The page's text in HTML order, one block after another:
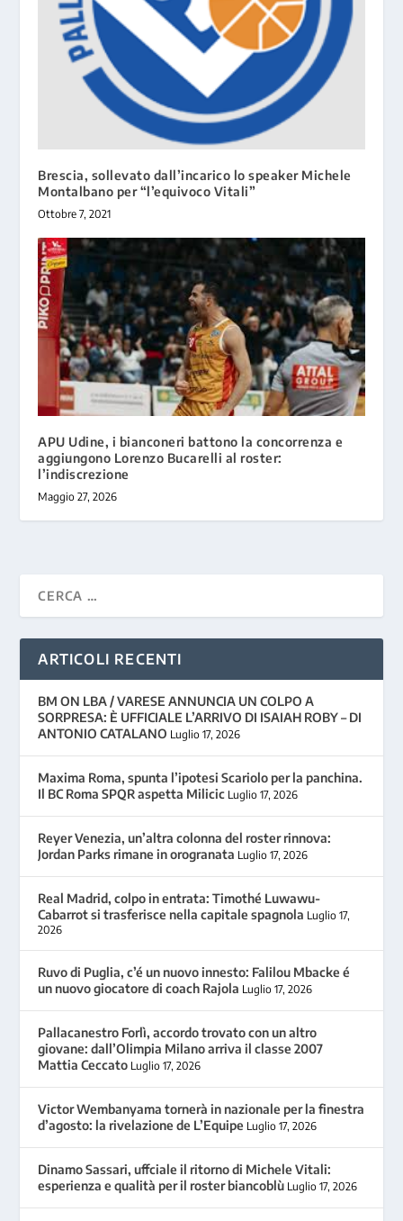
Brescia, sollevato dall’incarico lo speaker Michele
Montalbano per “l’equivoco Vitali”
Ottobre 7, 2021
APU Udine, i bianconeri battono la concorrenza e
aggiungono Lorenzo Bucarelli al roster:
l’indiscrezione
Maggio 27, 2026
ARTICOLI RECENTI
BM ON LBA / VARESE ANNUNCIA UN COLPO A
SORPRESA: È UFFICIALE L’ARRIVO DI ISAIAH ROBY – DI
ANTONIO CATALANO Luglio 17, 2026
Maxima Roma, spunta l’ipotesi Scariolo per la panchina.
Il BC Roma SPQR aspetta Milicic Luglio 17, 2026
Reyer Venezia, un’altra colonna del roster rinnova:
Jordan Parks rimane in orogranata Luglio 17, 2026
Real Madrid, colpo in entrata: Timothé Luwawu-
Cabarrot si trasferisce nella capitale spagnola Luglio 17,
2026
Ruvo di Puglia, c’é un nuovo innesto: Falilou Mbacke é
un nuovo giocatore di coach Rajola Luglio 17, 2026
Pallacanestro Forlì, accordo trovato con un altro
giovane: dall’Olimpia Milano arriva il classe 2007
Mattia Ceccato Luglio 17, 2026
Victor Wembanyama tornerà in nazionale per la finestra
d’agosto: la rivelazione de L’Equipe Luglio 17, 2026
Dinamo Sassari, uffciale il ritorno di Michele Vitali:
esperienza e qualità per il roster biancoblù Luglio 17, 2026